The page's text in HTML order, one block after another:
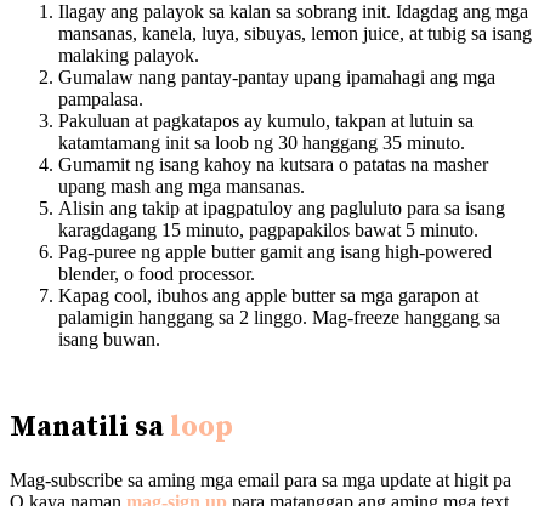
Ilagay ang palayok sa kalan sa sobrang init. Idagdag ang mga
mansanas, kanela, luya, sibuyas, lemon juice, at tubig sa isang
malaking palayok.
Gumalaw nang pantay-pantay upang ipamahagi ang mga
pampalasa.
Pakuluan at pagkatapos ay kumulo, takpan at lutuin sa
katamtamang init sa loob ng 30 hanggang 35 minuto.
Gumamit ng isang kahoy na kutsara o patatas na masher
upang mash ang mga mansanas.
Alisin ang takip at ipagpatuloy ang pagluluto para sa isang
karagdagang 15 minuto, pagpapakilos bawat 5 minuto.
Pag-puree ng apple butter gamit ang isang high-powered
blender, o food processor.
Kapag cool, ibuhos ang apple butter sa mga garapon at
palamigin hanggang sa 2 linggo. Mag-freeze hanggang sa
isang buwan.
Manatili sa loop
Mag-subscribe sa aming mga email para sa mga update at higit pa